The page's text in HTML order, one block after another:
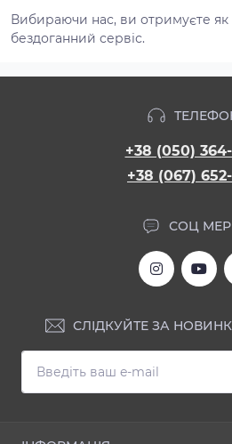
Вибираючи нас, ви отримуєте як
бездоганний сервіс.
+38 (050)
+38 (067)
СОЦ
СЛІДКУЙТЕ ЗА